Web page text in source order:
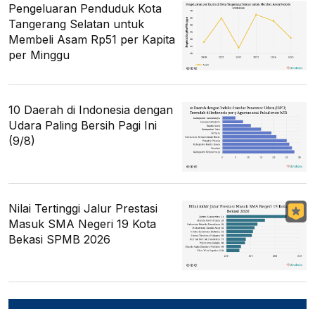
Pengeluaran Penduduk Kota
Tangerang Selatan untuk
Membeli Asam Rp51 per Kapita
per Minggu
10 Daerah di Indonesia dengan
Udara Paling Bersih Pagi Ini
(9/8)
Nilai Tertinggi Jalur Prestasi
Masuk SMA Negeri 19 Kota
Bekasi SPMB 2026